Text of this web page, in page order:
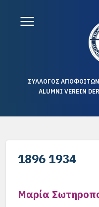
ΣΥΛΛΟΓΟΣ
ALUMNI VEREIN
1896 1934
Μαρία